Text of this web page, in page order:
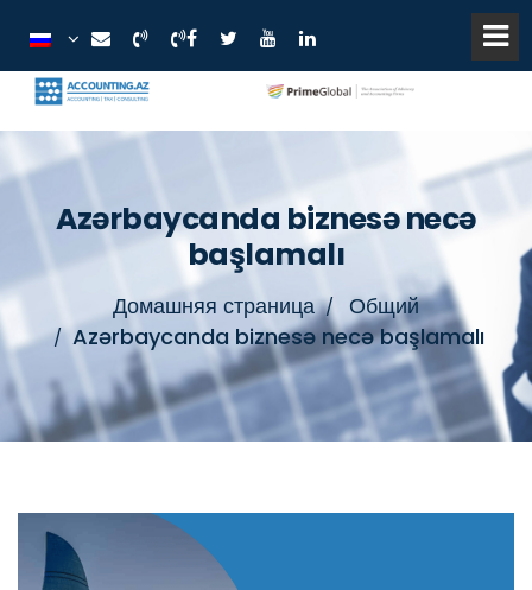
Azərbaycanda biznesə necə
başlamalı
Домашняя страница
Общий
Azərbaycanda biznesə necə başlamalı